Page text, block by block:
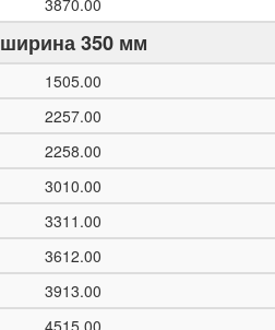
3870.00
ширина 350 мм
1505.00
2257.00
2258.00
3010.00
3311.00
3612.00
3913.00
4515.00